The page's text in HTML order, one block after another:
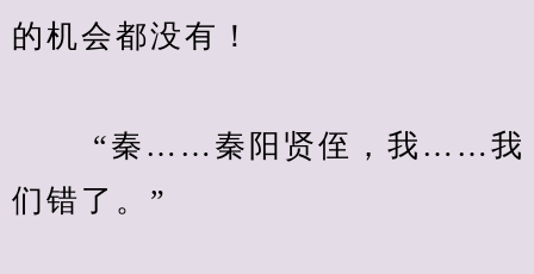
的机会都没有！
“秦……秦阳贤侄，我……我
们错了。”